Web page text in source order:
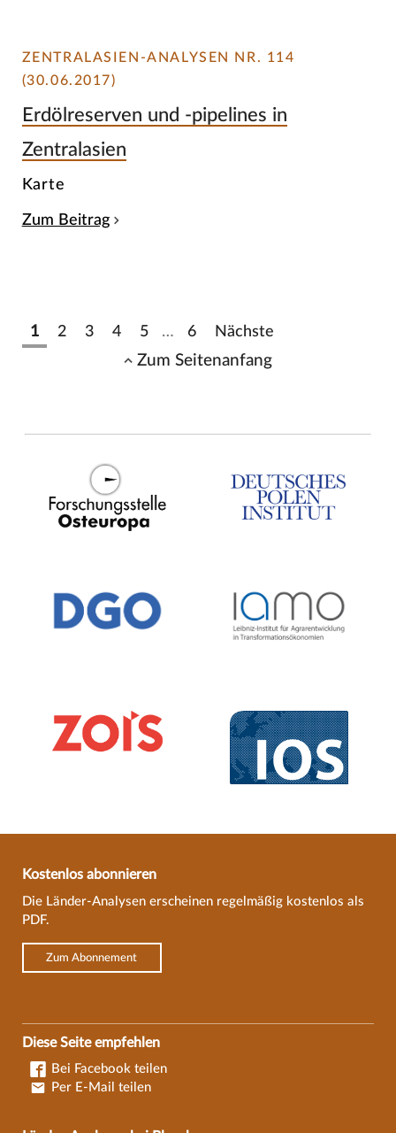
ZENTRALASIEN-ANALYSEN NR. 114
(30.06.2017)
Erdölreserven und -pipelines in
Zentralasien
Karte
Zum Beitrag
1 2 3 4 5 … 6 Nächste
Zum Seitenanfang
Kostenlos abonnieren
Die Länder-Analysen erscheinen regelmäßig kostenlos als
PDF.
Zum Abonnement
Diese Seite empfehlen
Bei Facebook teilen
Per E-Mail teilen